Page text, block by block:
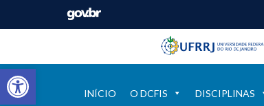
Barra de Ferramentas Aberta
Pular barra
Barra
INÍCIO O DCFIS DISCIPLINAS